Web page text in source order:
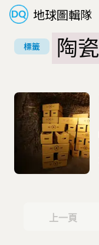
地球圖輯隊
標籤 陶瓷
上一頁
上一頁